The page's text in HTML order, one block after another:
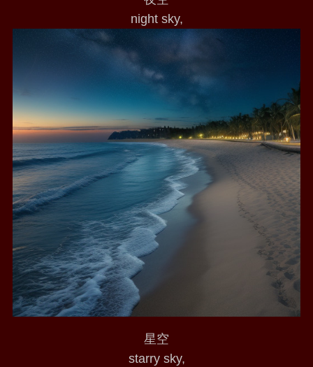
night sky,
星空
starry sky,